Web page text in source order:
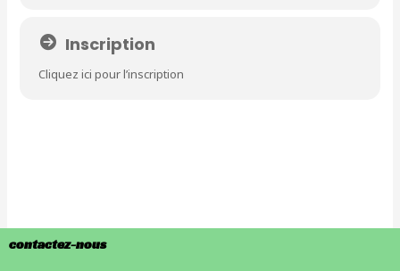
Inscription
Cliquez ici pour l’inscription
contactez-nous